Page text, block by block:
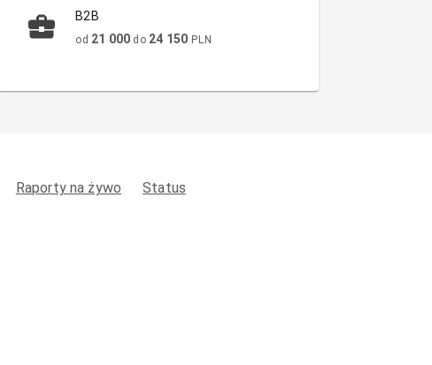
B2B
od 21 000 do 24 150 PLN
Raporty na żywo Status